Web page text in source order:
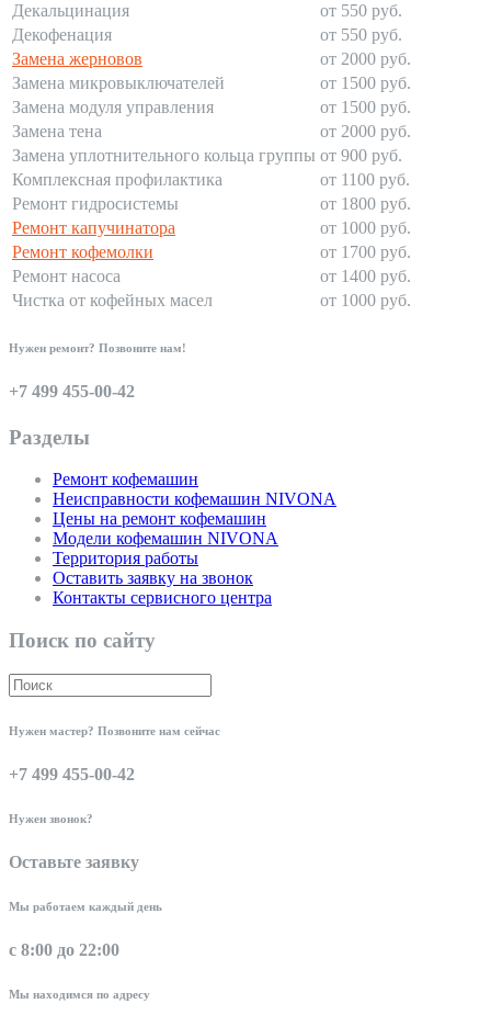
Декальцинация
от 550 руб.
Декофенация
от 550 руб.
Замена жерновов
от 2000 руб.
Замена микровыключателей
от 1500 руб.
Замена модуля управления
от 1500 руб.
Замена тена
от 2000 руб.
Замена уплотнительного кольца группы от 900 руб.
Комплексная профилактика
от 1100 руб.
Ремонт гидросистемы
от 1800 руб.
Ремонт капучинатора
от 1000 руб.
Ремонт кофемолки
от 1700 руб.
Ремонт насоса
от 1400 руб.
Чистка от кофейных масел
от 1000 руб.
Нужен ремонт? Позвоните нам!
+7 499 455-00-42
Разделы
Ремонт кофемашин
Неисправности кофемашин NIVONA
Цены на ремонт кофемашин
Модели кофемашин NIVONA
Территория работы
Оставить заявку на звонок
Контакты сервисного центра
Поиск по сайту
Нужен мастер? Позвоните нам сейчас
+7 499 455-00-42
Нужен звонок?
Оставьте заявку
Мы работаем каждый день
с 8:00 до 22:00
Мы находимся по адресу